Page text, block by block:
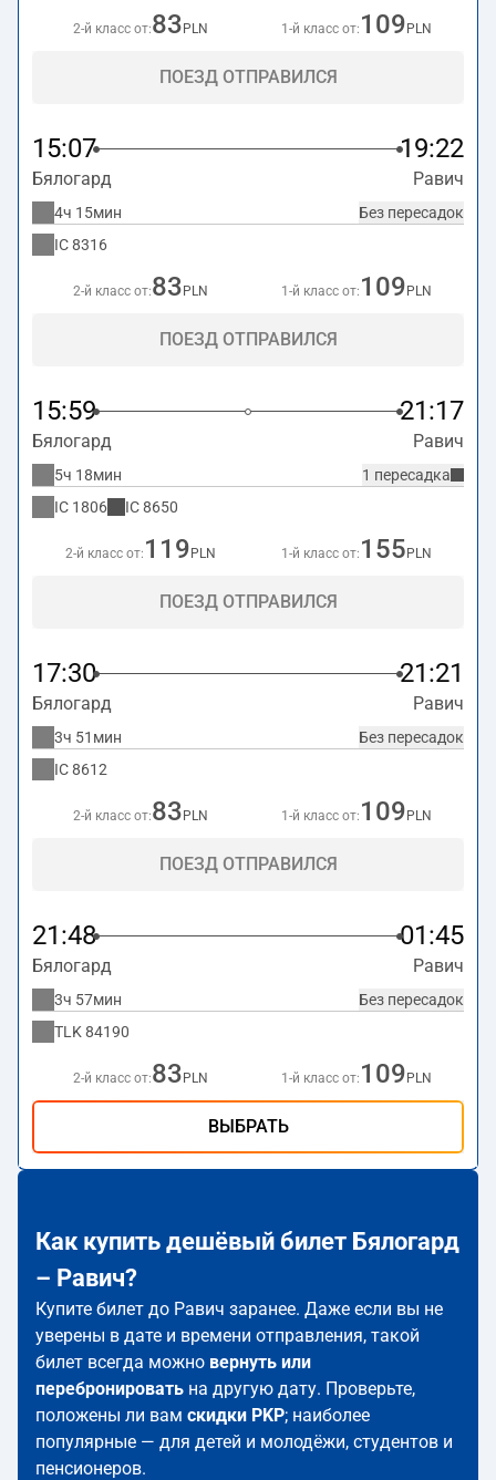
2-й класс от:83 PLN 1-й класс от: 109 PLN
ПОЕЗД ОТПРАВИЛСЯ
15:07 19:22
Бялогард Равич
Без пересадок
4ч 15мин
IC8316
2-й класс от:83 PLN 1-й класс от: 109 PLN
ПОЕЗД ОТПРАВИЛСЯ
15:59 21:17
Бялогард Равич
1 пересадка
5ч 18мин
IC 1806 IC8650
2-й класс от: 119 PLN 1-й класс от: 155 PLN
ПОЕЗД ОТПРАВИЛСЯ
17:30 21:21
Бялогард Равич
Без пересадок
3ч 51мин
IC8612
2-й класс от:83 PLN 1-й класс от: 109 PLN
ПОЕЗД ОТПРАВИЛСЯ
21:48 01:45
Бялогард Равич
Без пересадок
3ч 57мин
TLK 84190
2-й класс от:83 PLN 1-й класс от: 109 PLN
ВЫБРАТЬ
Как купить дешёвый билет Бялогард
– Равич?
Купите билет до Равич заранее. Даже если вы не
уверены в дате и времени отправления, такой
билет всегда можно вернуть или
перебронировать на другую дату. Проверьте,
положены ли вам скидки PKP; наиболее
популярные — для детей и молодёжи, студентов и
пенсионеров.